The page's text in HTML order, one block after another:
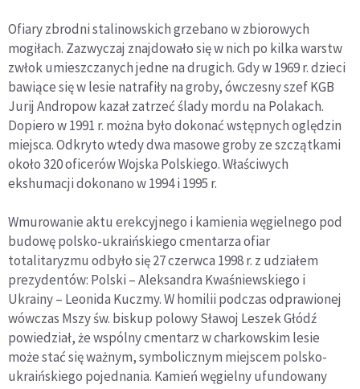
Ofiary zbrodni stalinowskich grzebano w zbiorowych
mogiłach. Zazwyczaj znajdowało się w nich po kilka warstw
zwłok umieszczanych jedne na drugich. Gdy w 1969 r. dzieci
bawiące się w lesie natrafiły na groby, ówczesny szef KGB
Jurij Andropow kazał zatrzeć ślady mordu na Polakach.
Dopiero w 1991 r. można było dokonać wstępnych oględzin
miejsca. Odkryto wtedy dwa masowe groby ze szczątkami
około 320 oficerów Wojska Polskiego. Właściwych
ekshumacji dokonano w 1994 i 1995 r.
Wmurowanie aktu erekcyjnego i kamienia węgielnego pod
budowę polsko-ukraińskiego cmentarza ofiar
totalitaryzmu odbyło się 27 czerwca 1998 r. z udziałem
prezydentów: Polski – Aleksandra Kwaśniewskiego i
Ukrainy – Leonida Kuczmy. W homilii podczas odprawionej
wówczas Mszy św. biskup polowy Sławoj Leszek Głódź
powiedział, że wspólny cmentarz w charkowskim lesie
może stać się ważnym, symbolicznym miejscem polsko-
ukraińskiego pojednania. Kamień węgielny ufundowany